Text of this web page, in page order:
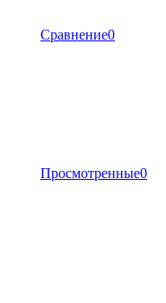
Сравнение0
Просмотренные0